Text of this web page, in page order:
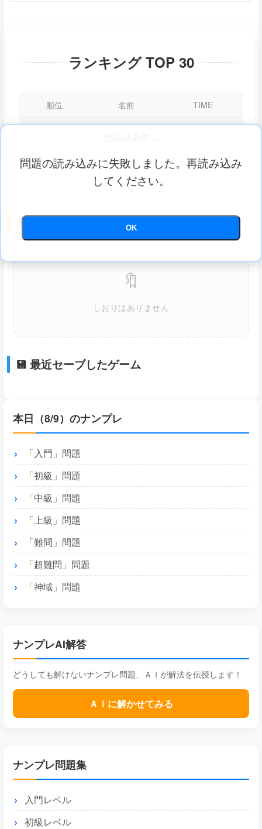
問題の読み込みに失敗しました。再読み込み
してください。
OK
ランキング TOP 30
順位 名前 TIME
🔖 最近はさんだしおり
🔖
しおりはありません
💾 最近セーブしたゲーム
本日（8/9）のナンプレ
「入門」問題
「初級」問題
「中級」問題
「上級」問題
「難問」問題
「超難問」問題
「神域」問題
ナンプレAI解答
どうしても解けないナンプレ問題、ＡＩが解法を伝授します！
ＡＩに解かせてみる
ナンプレ問題集
入門レベル
初級レベル